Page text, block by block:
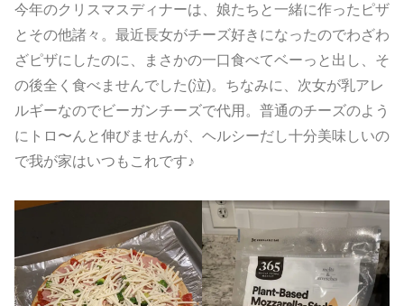
今年のクリスマスディナーは、娘たちと一緒に作ったピザ
とその他諸々。最近長女がチーズ好きになったのでわざわ
ざピザにしたのに、まさかの一口食べてベーっと出し、そ
の後全く食べませんでした(泣)。ちなみに、次女が乳アレ
ルギーなのでビーガンチーズで代用。普通のチーズのよう
にトロ〜んと伸びませんが、ヘルシーだし十分美味しいの
で我が家はいつもこれです♪